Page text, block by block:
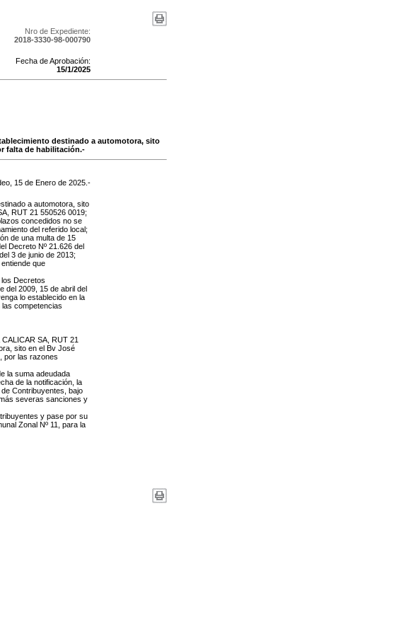
Nro de Expediente:
2018-3330-98-000790
Fecha de Aprobación:
15/1/2025
destinado a automotora, sito
falta de habilitación.-
15 de Enero de 2025 .-
a automotora, sito
RUT 21 550526 0019;
concedidos no se
del referido local;
de una multa de 15
Decreto Nº 21.626 del
3 de junio de 2013;
que
los Decretos
del 2009, 15 de abril del
lo establecido en la
las competencias
SA, RUT 21
sito en el Bv José
por las razones
la suma adeudada
de la notificación, la
Contribuyentes, bajo
severas sanciones y
y pase por su
Zonal Nº 11, para la